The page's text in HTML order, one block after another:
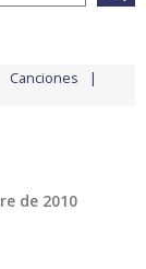
Canciones
de 2010